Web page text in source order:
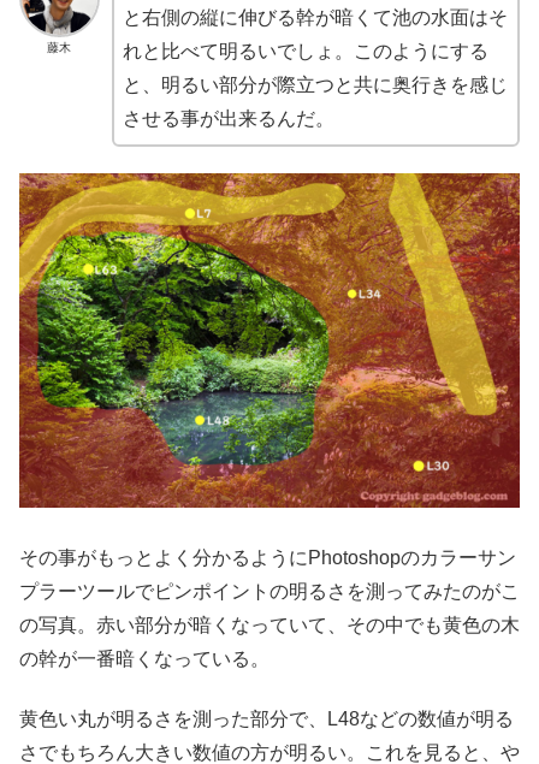
藤木
と右側の縦に伸びる幹が暗くて池の水面はそ
れと比べて明るいでしょ。このようにする
と、明るい部分が際立つと共に奥行きを感じ
させる事が出来るんだ。
その事がもっとよく分かるようにPhotoshopのカラーサン
プラーツールでピンポイントの明るさを測ってみたのがこ
の写真。赤い部分が暗くなっていて、その中でも黄色の木
の幹が一番暗くなっている。
黄色い丸が明るさを測った部分で、L48などの数値が明る
さでもちろん大きい数値の方が明るい。これを見ると、や